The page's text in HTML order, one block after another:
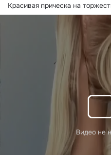
Красивая прическа на
Видео не